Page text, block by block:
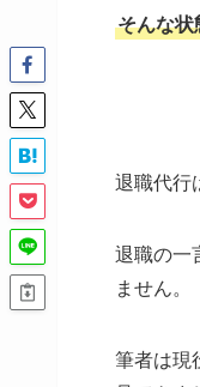
そんな
退職代行
退職の一
ません。
筆者は現